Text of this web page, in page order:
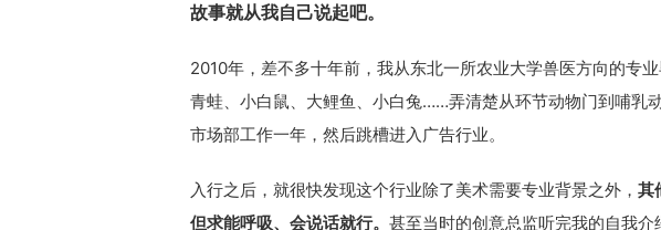
故事就从我自己说起吧。
2010年，差不多十年前，我从东北一所农业大学兽医方向的专
青蛙、小白鼠、大鲤鱼、小白兔……弄清楚从环节动物门到哺乳
市场部工作一年，然后跳槽进入广告行业。
入行之后，就很快发现这个行业除了美术需要专业背景之外， 其
但求能呼吸、会说话就行。 甚至当时的创意总监听完我的自我